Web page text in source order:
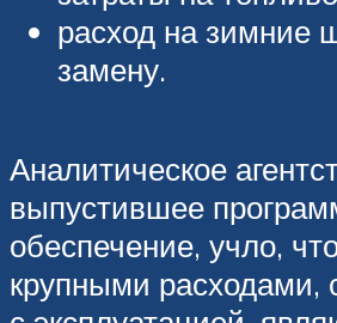
расход на зимние
замену.
Аналитическое
выпустившее
обеспечение, учло,
крупными расходами,